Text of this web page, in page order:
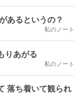
あるというの？
私のノート
りあがる
私のノート
落ち着いて観られ